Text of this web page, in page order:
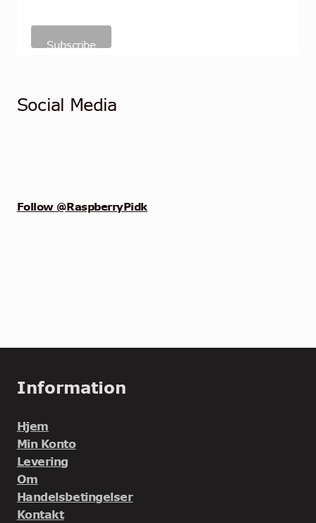
Social Media
Follow @RaspberryPidk
Information
Hjem
Min Konto
Levering
Om
Handelsbetingelser
Kontakt